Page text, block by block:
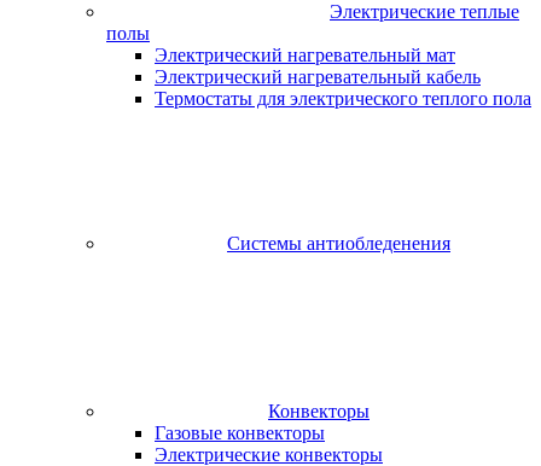
Электрические теплые
полы
Электрический нагревательный мат
Электрический нагревательный кабель
Термостаты для электрического теплого пола
Системы антиобледенения
Конвекторы
Газовые конвекторы
Электрические конвекторы